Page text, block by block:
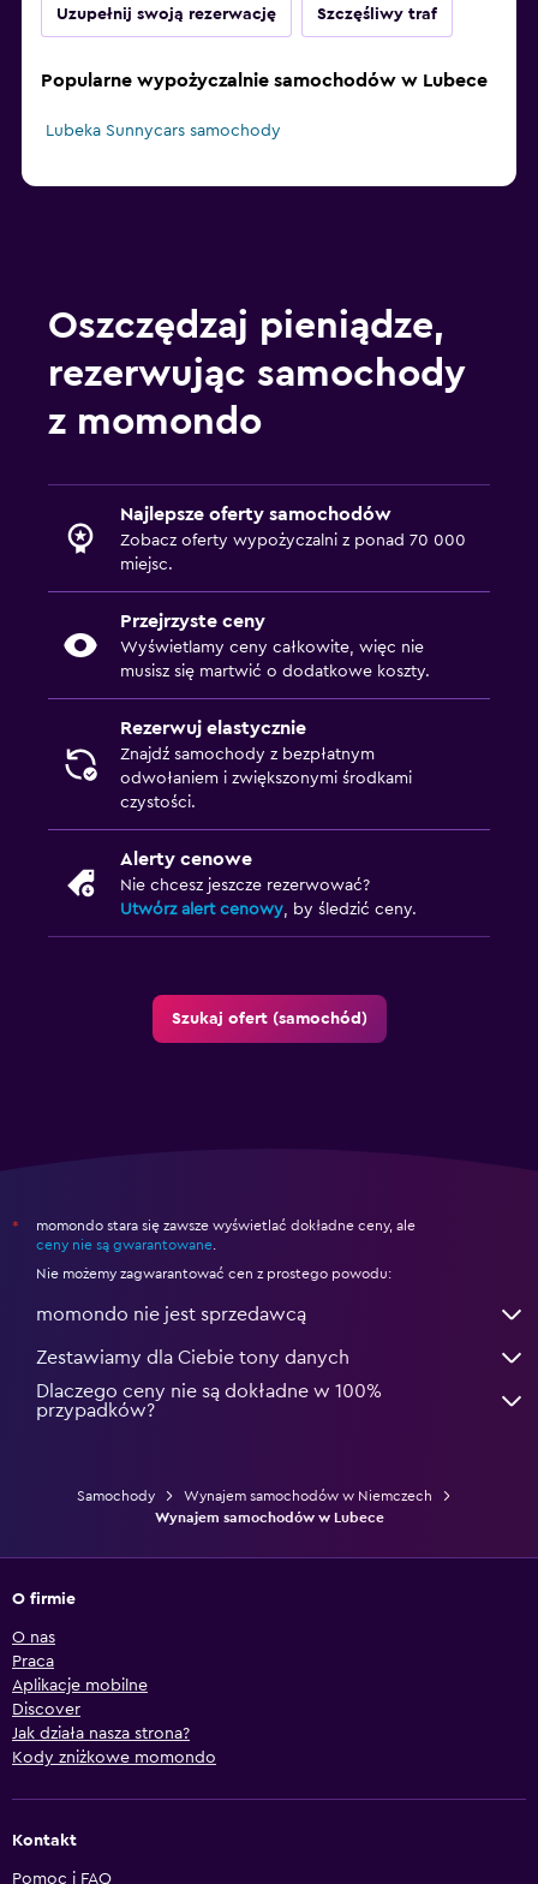
Uzupełnij swoją rezerwację Szczęśliwy traf
Popularne wypożyczalnie samochodów w Lubece
Lubeka Sunnycars samochody
Oszczędzaj pieniądze,
rezerwując samochody
z momondo
Najlepsze oferty samochodów
Zobacz oferty wypożyczalni z ponad 70 000
miejsc.
Przejrzyste ceny
Wyświetlamy ceny całkowite, więc nie
musisz się martwić o dodatkowe koszty.
Rezerwuj elastycznie
Znajdź samochody z bezpłatnym
odwołaniem i zwiększonymi środkami
czystości.
Alerty cenowe
Nie chcesz jeszcze rezerwować?
Utwórz alert cenowy, by śledzić ceny.
Szukaj ofert (samochód)
*
momondo stara się zawsze wyświetlać dokładne ceny, ale
ceny nie są gwarantowane
Nie możemy zagwarantować cen z prostego powodu:
momondo nie jest sprzedawcą
Zestawiamy dla Ciebie tony danych
Dlaczego ceny nie są dokładne w 100%
przypadków?
Samochody
Wynajem samochodów w Niemczech
Wynajem samochodów w Lubece
O firmie
O nas
Praca
Aplikacje mobilne
Discover
Jak działa nasza strona?
Kody zniżkowe momondo
Kontakt
Pomoc i FAQ